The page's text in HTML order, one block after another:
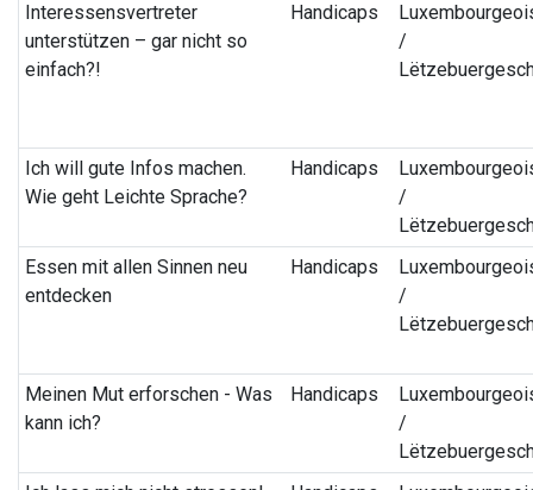
Interessensvertreter
unterstützen – gar nicht so
einfach?!
Handicaps
/
Ich will gute Infos machen.
Wie geht Leichte Sprache?
Handicaps
/
Essen mit allen Sinnen neu
entdecken
Handicaps
/
Meinen Mut erforschen - Was
kann ich?
Handicaps
/